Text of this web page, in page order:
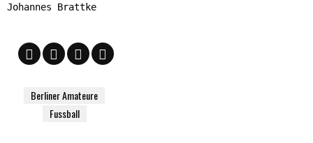
Johannes Brattke
Berliner Amateure
Fussball